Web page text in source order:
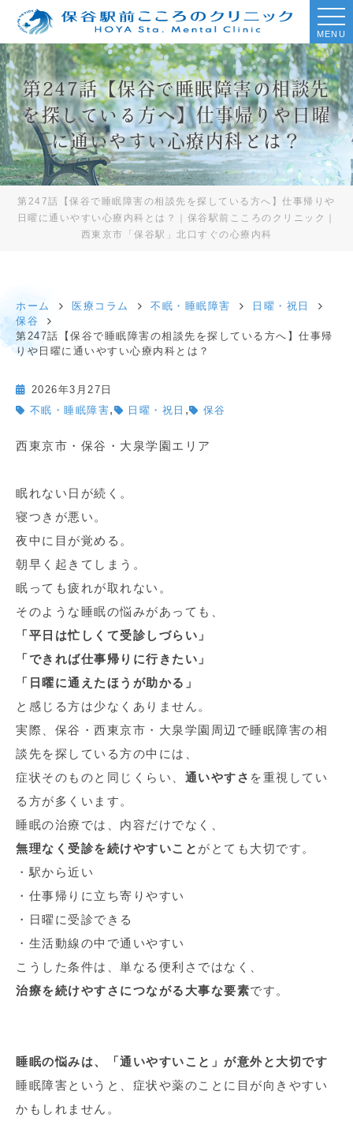
MENU
第247話【保谷で睡眠障害の相談先
を探している方へ】仕事帰りや日曜
に通いやすい心療内科とは？
第247話【保谷で睡眠障害の相談先を探している方へ】仕事帰りや
日曜に通いやすい心療内科とは？｜保谷駅前こころのクリニック｜
西東京市「保谷駅」北口すぐの心療内科
ホーム 医療コラム 不眠・睡眠障害
日曜・祝日
保谷
第247話【保谷で睡眠障害の相談先を探している方へ】仕事帰
りや日曜に通いやすい心療内科とは？
2026年3月27日
不眠・睡眠障害, 日曜・祝日 , 保谷
西東京市・保谷・大泉学園エリア
眠れない日が続く。
寝つきが悪い。
夜中に目が覚める。
朝早く起きてしまう。
眠っても疲れが取れない。
そのような睡眠の悩みがあっても、
「平日は忙しくて受診しづらい」
「できれば仕事帰りに行きたい」
「日曜に通えたほうが助かる」
と感じる方は少なくありません。
実際、保谷・西東京市・大泉学園周辺で睡眠障害の相
談先を探している方の中には、
症状そのものと同じくらい、 通いやすさ を重視してい
る方が多くいます。
睡眠の治療では、内容だけでなく、
無理なく受診を続けやすいこと がとても大切です。
・駅から近い
・仕事帰りに立ち寄りやすい
・日曜に受診できる
・生活動線の中で通いやすい
こうした条件は、単なる便利さではなく、
治療を続けやすさにつながる大事な要素です。
睡眠の悩みは、「通いやすいこと」が意外と大切です
睡眠障害というと、症状や薬のことに目が向きやすい
かもしれません。